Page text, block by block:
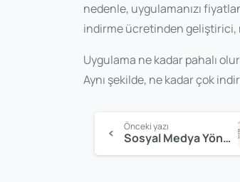
nedenle, uygulamanızı
indirme ücretinden geliştirici,
Uygulama ne kadar pahalı
Aynı şekilde, ne kadar çok
Okumaya
devam
Önceki yazı
Sosyal Medya Yönetimi Sayesinde Kar Marjınızı Arttırma Yöntemleri